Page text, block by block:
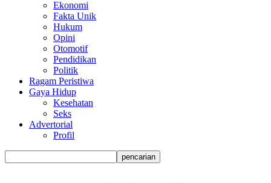
Ekonomi
Fakta Unik
Hukum
Opini
Otomotif
Pendidikan
Politik
Ragam Peristiwa
Gaya Hidup
Kesehatan
Seks
Advertorial
Profil